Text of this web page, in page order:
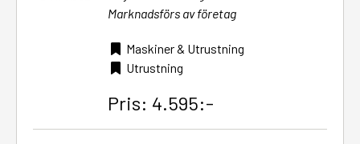
Marknadsförs av företag
Maskiner & Utrustning
Utrustning
Pris: 4.595:-